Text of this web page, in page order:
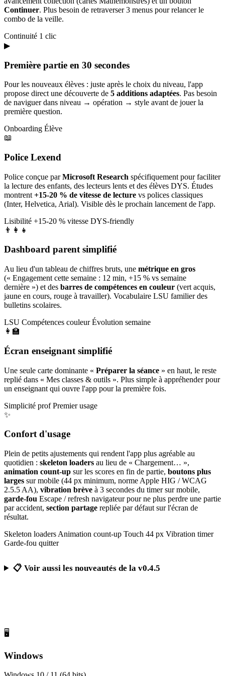
Continuer. Plus besoin de retraverser 3 menus pour relancer le
combo de la veille.
Continuité 1 clic
▶
Première partie en 30 secondes
Pour les nouveaux élèves : juste après le choix du niveau, l'app
propose direct une découverte de 5 additions adaptées. Pas besoin
de naviguer dans niveau → opération → style avant de jouer la
première question.
Onboarding Élève
📖
Police Lexend
Police conçue parMicrosoft Research spécifiquement pour faciliter
la lecture des enfants, des lecteurs lents et des élèves DYS. Études
montrent +15-20 % de vitesse de lecture vs polices classiques
(Inter, Helvetica, Arial). Visible dès le prochain lancement de l'app.
Lisibilité +15-20 % vitesse DYS-friendly
👨‍👩‍👧
Dashboard parent simplifié
Au lieu d'un tableau de chiffres bruts, une métrique en gros
(« Engagement cette semaine : 12 min, +15 % vs semaine
dernière ») et des barres de compétences en couleur (vert acquis,
jaune en cours, rouge à travailler). Vocabulaire LSU familier des
bulletins scolaires.
LSU Compétences couleur Évolution semaine
👩‍🏫
Écran enseignant simplifié
Une seule carte dominante « Préparer la séance » en haut, le reste
replié dans « Mes classes & outils ». Plus simple à appréhender pour
un enseignant qui ouvre l'app pour la première fois.
Simplicité prof Premier usage
✨
Confort d'usage
Plein de petits ajustements qui rendent l'app plus agréable au
quotidien : skeleton loaders au lieu de « Chargement… »,
animation count-up sur les scores en fin de partie, boutons plus
larges sur mobile (44 px minimum, norme Apple HIG / WCAG
2.5.5 AA), vibration brève à 3 secondes du timer sur mobile,
garde-fou Escape / refresh navigateur pour ne plus perdre une partie
par accident, section partage repliée par défaut sur l'écran de
résultat.
Skeleton loaders Animation count-up Touch 44 px Vibration timer
Garde-fou quitter
📋 Voir aussi les nouveautés de la v0.4.5
🖥️
Windows